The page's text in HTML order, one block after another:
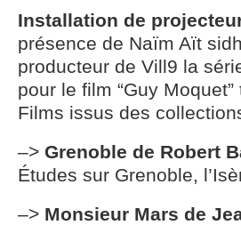
Installation de
présence de Naïm Aït
producteur de Vill9 la
pour le film “Guy
Films issus des
–> Grenoble de Robert
Études sur Grenoble,
–> Monsieur Mars de